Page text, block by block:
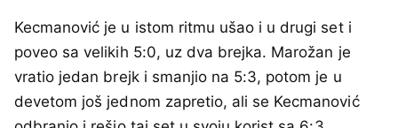
Kecmanović je u istom ritmu ušao i u drugi set i
poveo sa velikih 5:0, uz dva brejka. Marožan je
vratio jedan brejk i smanjio na 5:3, potom je u
devetom još jednom zapretio, ali se Kecmanović